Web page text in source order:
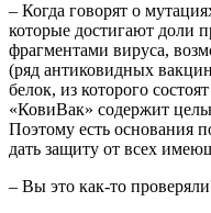
– Когда говорят о
которые достигают доли
фрагментами вируса,
(ряд антиковидных
белок, из которого
«КовиВак» содержит
Поэтому есть основания
дать защиту от всех
– Вы это как-то